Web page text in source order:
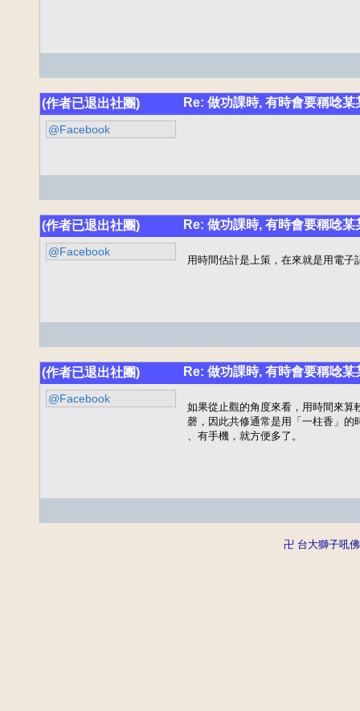
(作者已退出社團) Re: 做功課時, 有時會要稱唸
@Facebook
(作者已退出社團) Re: 做功課時, 有時會要稱唸
@Facebook
用時間估計是上策，在來就是用電
(作者已退出社團) Re: 做功課時, 有時會要稱唸
@Facebook
如果從止觀的角度來看，用時間來
磬，因此共修通常是用「一柱香」
、有手機，就方便多了。
卍 台大獅子吼